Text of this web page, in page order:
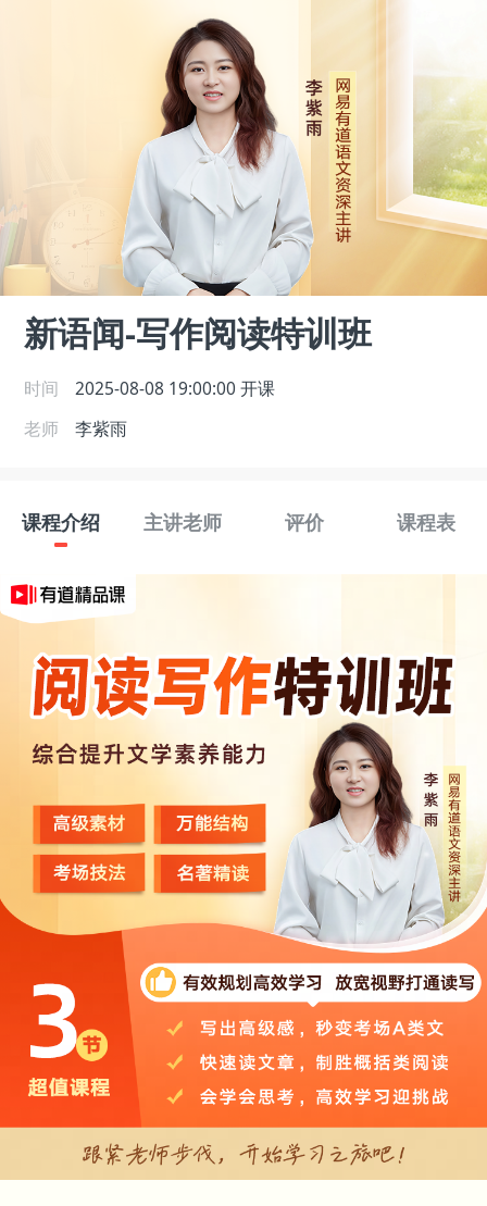
新语闻-写作阅读特训班
时间 2025-08-08 19:00:00 开课
老师
李紫雨
课程介绍 主讲老师 评价 课程表